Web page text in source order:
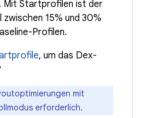
Mit Startprofilen ist der
15% und 30%
Profilen.
, um das Dex-
mit
erforderlich.